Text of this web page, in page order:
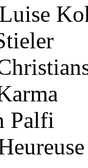
Palfi